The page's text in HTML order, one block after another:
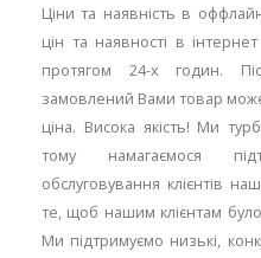
Ціни та наявність в
цін та наявності в
протягом 24-х годин.
замовлений Вами товар
ціна. Висока якість! Ми
тому намагаємося
обслуговування клієнтів
те, щоб нашим клієнтам було
Ми підтримуємо низькі,